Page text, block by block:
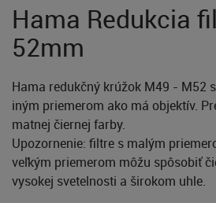
Hama Redukcia
52mm
Hama redukčný krúžok M49 - M52
iným priemerom ako má objektív.
matnej čiernej farby.
Upozornenie: filtre s malým
veľkým priemerom môžu spôsobiť
vysokej svetelnosti a širokom uhle.